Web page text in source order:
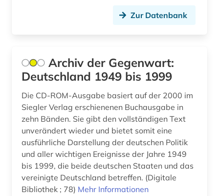
bundesrecht (3)
bundestag (3)
bundesverfassungsgericht (1)
bundesverfassungsgerichtsgesetz (1)
bundesverwaltung (1)
Zur Datenbank
Archiv der Gegenwart:
Deutschland 1949 bis 1999
Die CD-ROM-Ausgabe basiert auf der 2000 im
Siegler Verlag erschienenen Buchausgabe in
zehn Bänden. Sie gibt den vollständigen Text
unverändert wieder und bietet somit eine
ausführliche Darstellung der deutschen Politik
und aller wichtigen Ereignisse der Jahre 1949
bis 1999, die beide deutschen Staaten und das
vereinigte Deutschland betreffen. (Digitale
Bibliothek ; 78) Mehr Informationen